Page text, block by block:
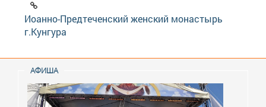
Иоанно-Предтеченский женский монастырь
г.Кунгура
АФИША